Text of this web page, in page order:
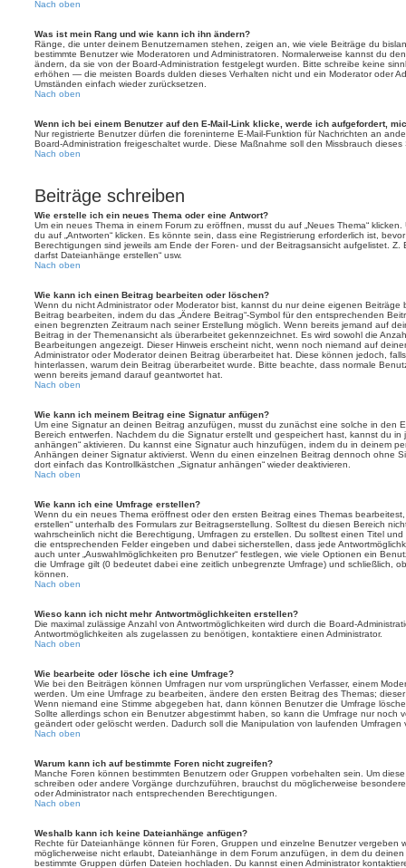
Nach oben
Was ist mein Rang und wie kann ich ihn ändern?
Ränge, die unter deinem Benutzernamen stehen, zeigen an, wie viele Beiträge du
bestimmte Benutzer wie Moderatoren und Administratoren. Normalerweise kannst du
ändern, da sie von der Board-Administration festgelegt wurden. Bitte schreibe keine
erhöhen — die meisten Boards dulden dieses Verhalten nicht und ein Moderator oder
Umständen einfach wieder zurücksetzen.
Nach oben
Wenn ich bei einem Benutzer auf den E-Mail-Link klicke, werde ich aufgefordert,
Nur registrierte Benutzer dürfen die foreninterne E-Mail-Funktion für Nachrichten an
Board-Administration freigeschaltet wurde. Diese Maßnahme soll den Missbrauch
Nach oben
Beiträge schreiben
Wie erstelle ich ein neues Thema oder eine Antwort?
Um ein neues Thema in einem Forum zu eröffnen, musst du auf „Neues Thema“
du auf „Antworten“ klicken. Es könnte sein, dass eine Registrierung erforderlich ist,
Berechtigungen sind jeweils am Ende der Foren- und der Beitragsansicht aufgelistet. Z.
darfst Dateianhänge erstellen“ usw.
Nach oben
Wie kann ich einen Beitrag bearbeiten oder löschen?
Wenn du nicht Administrator oder Moderator bist, kannst du nur deine eigenen
Beitrag bearbeiten, indem du das „Ändere Beitrag“-Symbol für den entsprechenden
einen begrenzten Zeitraum nach seiner Erstellung möglich. Wenn bereits jemand auf
Beitrag in der Themenansicht als überarbeitet gekennzeichnet. Es wird sowohl die
Bearbeitungen angezeigt. Dieser Hinweis erscheint nicht, wenn noch niemand auf
Administrator oder Moderator deinen Beitrag überarbeitet hat. Diese können jedoch,
hinterlassen, warum dein Beitrag überarbeitet wurde. Bitte beachte, dass normale
wenn bereits jemand darauf geantwortet hat.
Nach oben
Wie kann ich meinem Beitrag eine Signatur anfügen?
Um eine Signatur an deinen Beitrag anzufügen, musst du zunächst eine solche in den
Bereich entwerfen. Nachdem du die Signatur erstellt und gespeichert hast, kannst du in
anhängen“ aktivieren. Du kannst eine Signatur auch hinzufügen, indem du in deinem
Anhängen deiner Signatur aktivierst. Wenn du einen einzelnen Beitrag dennoch ohne
dort einfach das Kontrollkästchen „Signatur anhängen“ wieder deaktivieren.
Nach oben
Wie kann ich eine Umfrage erstellen?
Wenn du ein neues Thema eröffnest oder den ersten Beitrag eines Themas
erstellen“ unterhalb des Formulars zur Beitragserstellung. Solltest du diesen Bereich
wahrscheinlich nicht die Berechtigung, Umfragen zu erstellen. Du solltest einen Titel
die entsprechenden Felder eingeben und dabei sicherstellen, dass jede
auch unter „Auswahlmöglichkeiten pro Benutzer“ festlegen, wie viele Optionen ein
die Umfrage gilt (0 bedeutet dabei eine zeitlich unbegrenzte Umfrage) und schließlich,
können.
Nach oben
Wieso kann ich nicht mehr Antwortmöglichkeiten erstellen?
Die maximal zulässige Anzahl von Antwortmöglichkeiten wird durch die Board-
Antwortmöglichkeiten als zugelassen zu benötigen, kontaktiere einen Administrator.
Nach oben
Wie bearbeite oder lösche ich eine Umfrage?
Wie bei den Beiträgen können Umfragen nur vom ursprünglichen Verfasser, einem
werden. Um eine Umfrage zu bearbeiten, ändere den ersten Beitrag des Themas;
Wenn niemand eine Stimme abgegeben hat, dann können Benutzer die Umfrage
Sollte allerdings schon ein Benutzer abgestimmt haben, so kann die Umfrage nur noch
geändert oder gelöscht werden. Dadurch soll die Manipulation von laufenden Umfragen
Nach oben
Warum kann ich auf bestimmte Foren nicht zugreifen?
Manche Foren können bestimmten Benutzern oder Gruppen vorbehalten sein. Um
schreiben oder andere Vorgänge durchzuführen, brauchst du möglicherweise
oder Administrator nach entsprechenden Berechtigungen.
Nach oben
Weshalb kann ich keine Dateianhänge anfügen?
Rechte für Dateianhänge können für Foren, Gruppen und einzelne Benutzer vergeben
möglicherweise nicht erlaubt, Dateianhänge in dem Forum anzufügen, in dem du
bestimmte Gruppen dürfen Dateien hochladen. Du kannst einen Administrator